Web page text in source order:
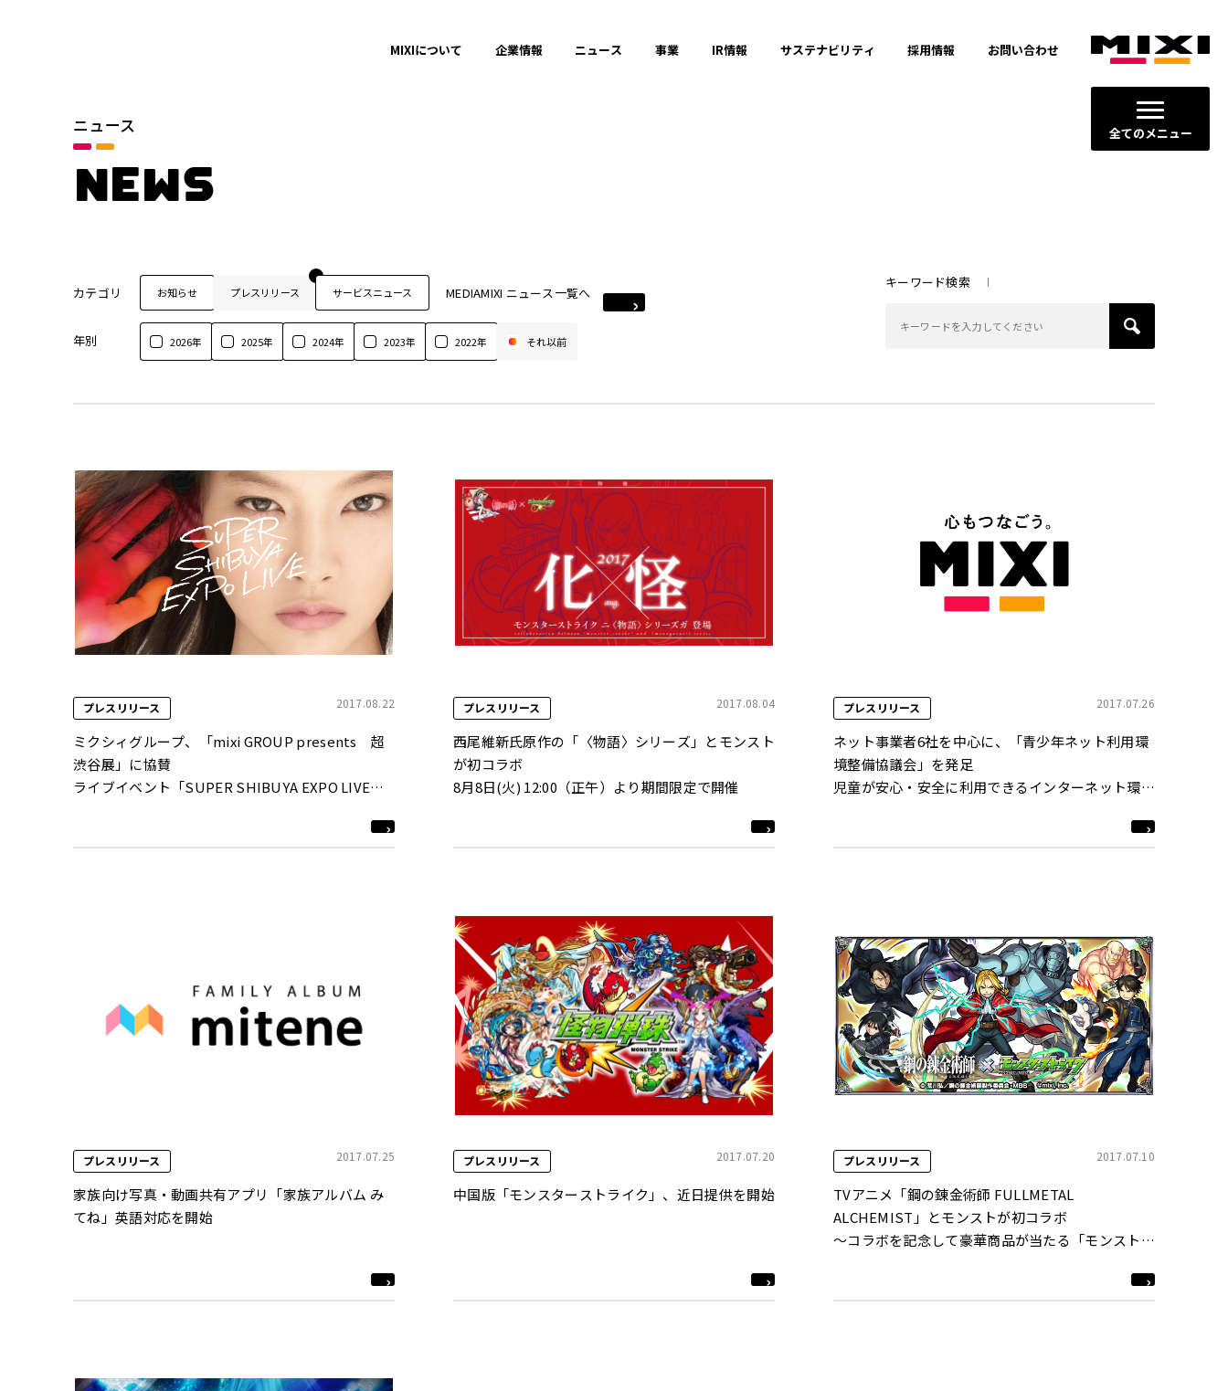
全てのメニュー
MIXIについて 企業情報 ニュース 事業 IR情報 サステナビリティ 採用情報 お問い合わせ
ニュース
NEWS
カテゴリ お知らせ プレスリリース サービスニュース MEDIAMIXI ニュース一覧へ
年別 2026年 2025年 2024年 2023年 2022年 それ以前
キーワード検索
プレスリリース 2017.08.22
ミクシィグループ、「mixi GROUP presents 超
渋谷展」に協賛
ライブイベント「SUPER SHIBUYA EXPO LIVE
プレスリリース 2017.08.04
西尾維新氏原作の「〈物語〉シリーズ」とモンスト
が初コラボ
8月8日(火) 12:00（正午）より期間限定で開催
プレスリリース 2017.07.26
ネット事業者6社を中心に、「青少年ネット利用環
境整備協議会」を発足
児童が安心・安全に利用できるインターネット環境
コミュニティサイトに起因する児童被害防止の取り
プレスリリース 2017.07.25
家族向け写真・動画共有アプリ「家族アルバム み
てね」英語対応を開始
プレスリリース 2017.07.20
中国版「モンスターストライク」、近日提供を開始
プレスリリース 2017.07.10
TVアニメ「鋼の錬金術師 FULLMETAL
ALCHEMIST」とモンストが初コラボ
～コラボを記念して豪華商品が当たる「モンストの